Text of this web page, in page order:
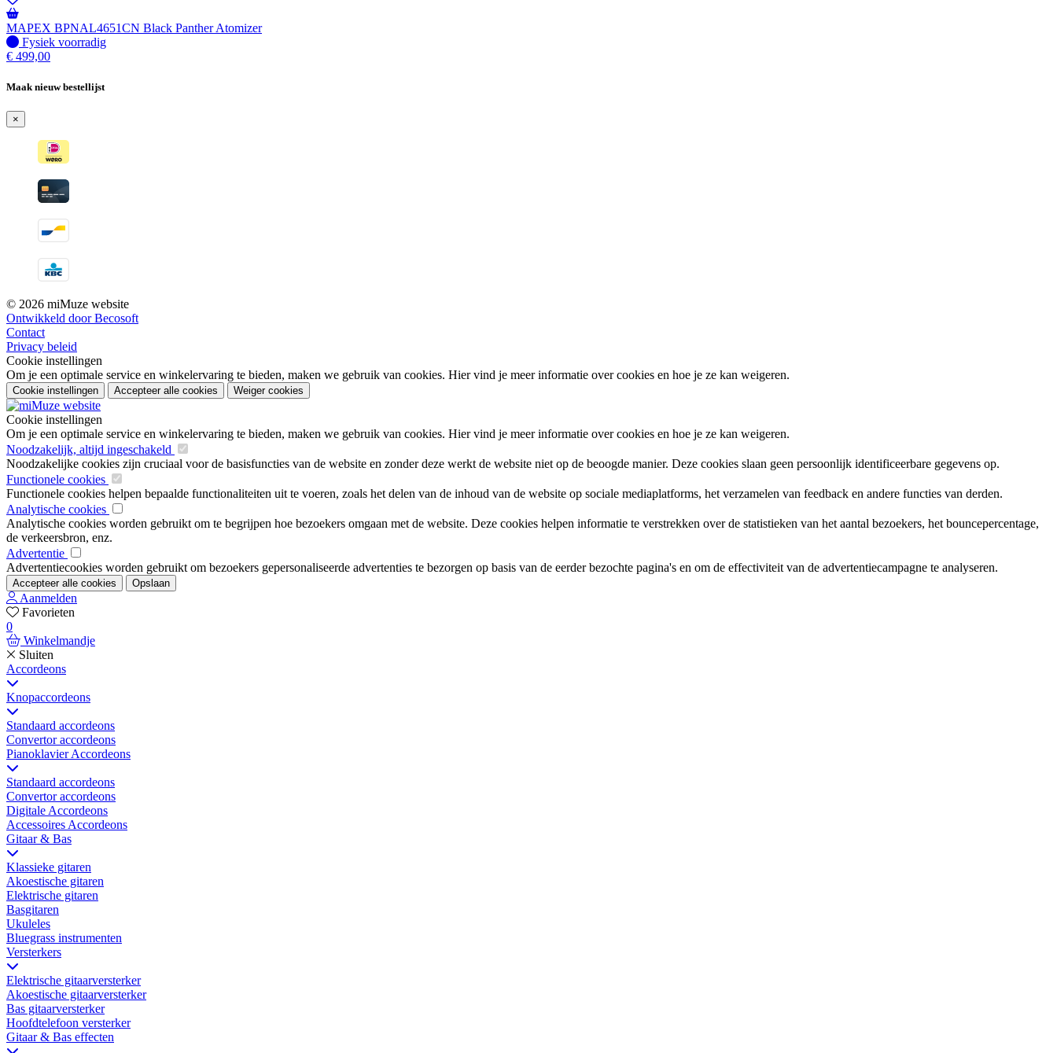
MAPEX BPNAL4651CN Black Panther Atomizer
Fysiek voorradig
Fysiek voorradig
€ 499,00
Maak nieuw bestellijst
×
© 2026 miMuze website
Ontwikkeld door Becosoft
Contact
Privacy beleid
Cookie instellingen
Om je een optimale service en winkelervaring te bieden, maken we gebruik van cookies. Hier vind je meer informatie over cookies en hoe je ze kan weigeren.
Cookie instellingen Accepteer alle cookies Weiger cookies
Cookie instellingen
Om je een optimale service en winkelervaring te bieden, maken we gebruik van cookies. Hier vind je meer informatie over cookies en hoe je ze kan weigeren.
Noodzakelijk, altijd ingeschakeld
Noodzakelijke cookies zijn cruciaal voor de basisfuncties van de website en zonder deze werkt de website niet op de beoogde manier. Deze cookies slaan geen persoonlijk identificeerbare gegevens op.
Functionele cookies
Functionele cookies helpen bepaalde functionaliteiten uit te voeren, zoals het delen van de inhoud van de website op sociale mediaplatforms, het verzamelen van feedback en andere functies van derden.
Analytische cookies
Analytische cookies worden gebruikt om te begrijpen hoe bezoekers omgaan met de website. Deze cookies helpen informatie te verstrekken over de statistieken van het aantal bezoekers, het bouncepercentage,
de verkeersbron, enz.
Advertentie
Advertentiecookies worden gebruikt om bezoekers gepersonaliseerde advertenties te bezorgen op basis van de eerder bezochte pagina's en om de effectiviteit van de advertentiecampagne te analyseren.
Accepteer alle cookies Opslaan
Aanmelden
Favorieten
0
Winkelmandje
Sluiten
Accordeons
Knopaccordeons
Standaard accordeons
Convertor accordeons
Pianoklavier Accordeons
Standaard accordeons
Convertor accordeons
Digitale Accordeons
Accessoires Accordeons
Gitaar & Bas
Klassieke gitaren
Akoestische gitaren
Elektrische gitaren
Basgitaren
Ukuleles
Bluegrass instrumenten
Versterkers
Elektrische gitaarversterker
Akoestische gitaarversterker
Bas gitaarversterker
Hoofdtelefoon versterker
Gitaar & Bas effecten